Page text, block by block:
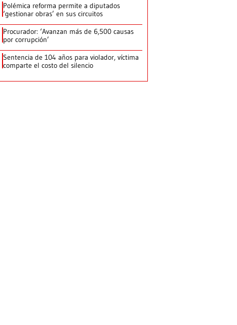
Polémica reforma permite a diputados
‘gestionar obras’ en sus circuitos
Procurador: ‘Avanzan más de 6,500 causas
por corrupción’
Sentencia de 104 años para violador, víctima
comparte el costo del silencio